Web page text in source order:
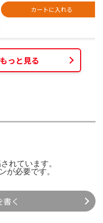
カートに入れる
っと見る
れています。
が必要です。
書く